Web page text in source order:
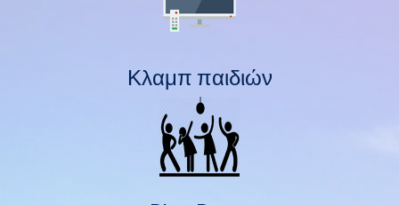
Κλαμπ παιδιών